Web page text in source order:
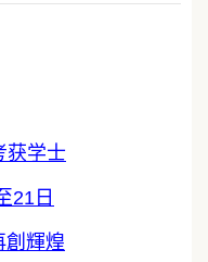
获学士
21日
創輝煌